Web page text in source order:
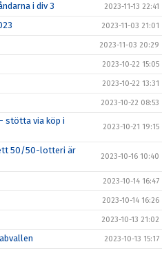
i div 3 2023-11-13 22:41
2023-11-03 21:01
2023-11-03 20:29
2023-10-22 15:05
2023-10-22 13:31
2023-10-22 08:53
stötta via köp i
2023-10-21 19:15
50/50-lotteri är
2023-10-16 10:40
2023-10-14 16:47
2023-10-14 16:26
2023-10-13 21:02
2023-10-13 15:17